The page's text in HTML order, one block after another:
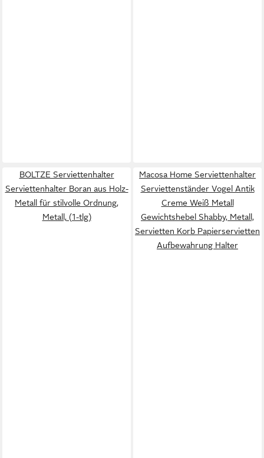
BOLTZE Serviettenhalter
Serviettenhalter Boran aus Holz-
Metall für stilvolle Ordnung,
Metall, (1-tlg)
Macosa Home Serviettenhalter
Serviettenständer Vogel Antik
Creme Weiß Metall
Gewichtshebel Shabby, Metall,
Servietten Korb Papierservietten
Aufbewahrung Halter